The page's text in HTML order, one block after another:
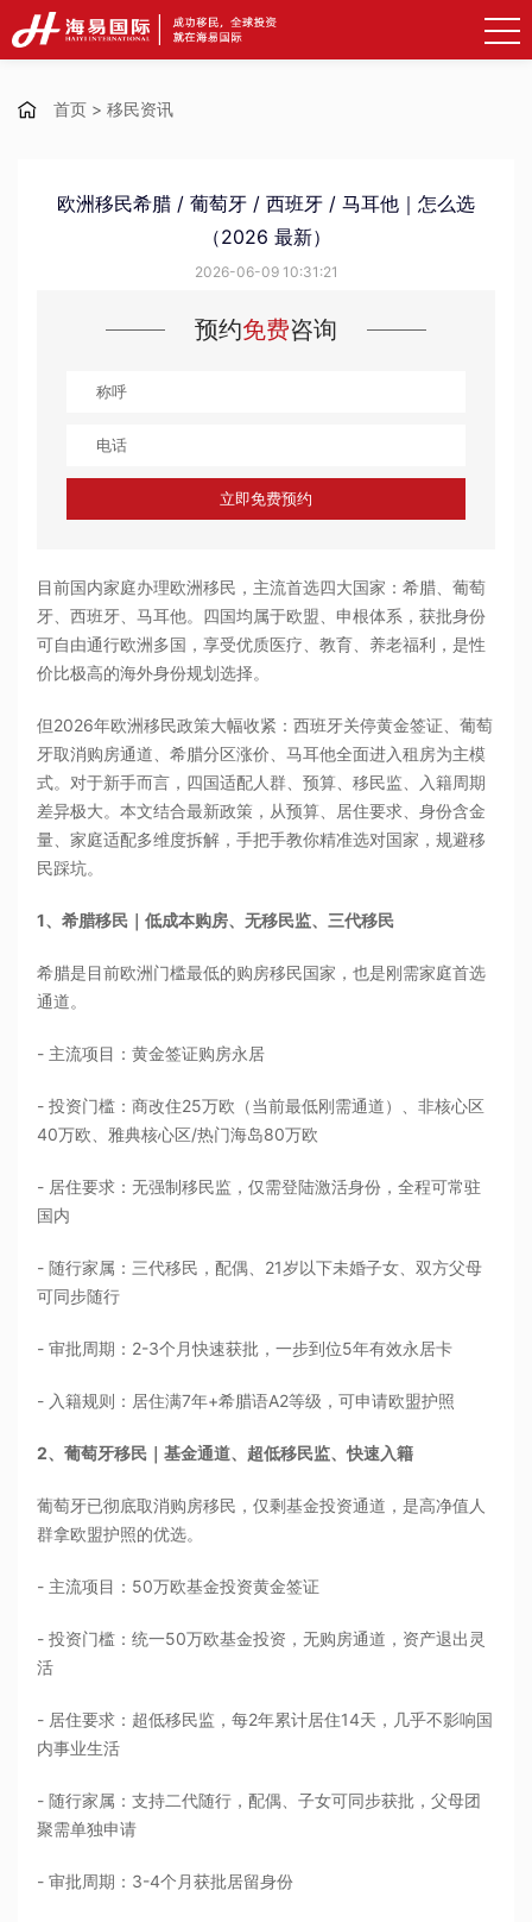
首页 > 移民资讯
欧洲移民希腊 / 葡萄牙 / 西班牙 / 马耳他｜怎么选
（2026 最新）
2026-06-09 10:31:21
预约免费咨询
立即免费预约
目前国内家庭办理欧洲移民，主流首选四大国家：希腊、葡萄
牙、西班牙、马耳他。四国均属于欧盟、申根体系，获批身份
可自由通行欧洲多国，享受优质医疗、教育、养老福利，是性
价比极高的海外身份规划选择。
但2026年欧洲移民政策大幅收紧：西班牙关停黄金签证、葡萄
牙取消购房通道、希腊分区涨价、马耳他全面进入租房为主模
式。对于新手而言，四国适配人群、预算、移民监、入籍周期
差异极大。本文结合最新政策，从预算、居住要求、身份含金
量、家庭适配多维度拆解，手把手教你精准选对国家，规避移
民踩坑。
1、希腊移民｜低成本购房、无移民监、三代移民
希腊是目前欧洲门槛最低的购房移民国家，也是刚需家庭首选
通道。
- 主流项目：黄金签证购房永居
- 投资门槛：商改住25万欧（当前最低刚需通道）、非核心区
40万欧、雅典核心区/热门海岛80万欧
- 居住要求：无强制移民监，仅需登陆激活身份，全程可常驻
国内
- 随行家属：三代移民，配偶、21岁以下未婚子女、双方父母
可同步随行
- 审批周期：2-3个月快速获批，一步到位5年有效永居卡
- 入籍规则：居住满7年+希腊语A2等级，可申请欧盟护照
2、葡萄牙移民｜基金通道、超低移民监、快速入籍
葡萄牙已彻底取消购房移民，仅剩基金投资通道，是高净值人
群拿欧盟护照的优选。
- 主流项目：50万欧基金投资黄金签证
- 投资门槛：统一50万欧基金投资，无购房通道，资产退出灵
活
- 居住要求：超低移民监，每2年累计居住14天，几乎不影响国
内事业生活
- 随行家属：支持二代随行，配偶、子女可同步获批，父母团
聚需单独申请
- 审批周期：3-4个月获批居留身份